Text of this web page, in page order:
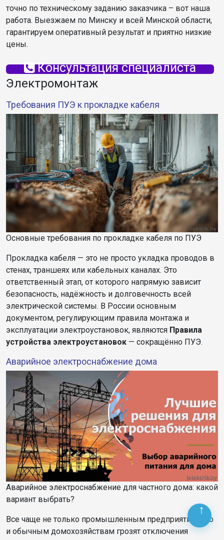
точно по техническому заданию заказчика – вот наша
работа. Выезжаем по Минску и всей Минской области,
гарантируем оперативный результат и приятно низкие
цены.
Консультация специалиста
Электромонтаж
Требования ПУЭ к прокладке кабеля
Основные требования по прокладке кабеля по ПУЭ
Прокладка кабеля — это не просто укладка проводов в
стенах, траншеях или кабельных каналах. Это
ответственный этап, от которого напрямую зависит
безопасность, надёжность и долговечность всей
электрической системы. В России основным
документом, регулирующим правила монтажа и
эксплуатации электроустановок, являются Правила
устройства электроустановок — сокращённо ПУЭ.
Аварийное электроснабжение дома
Аварийное электроснабжение для частного дома: какой
вариант выбрать?
Все чаще не только промышленным предприятиям, но
и обычным домохозяйствам грозят отключения